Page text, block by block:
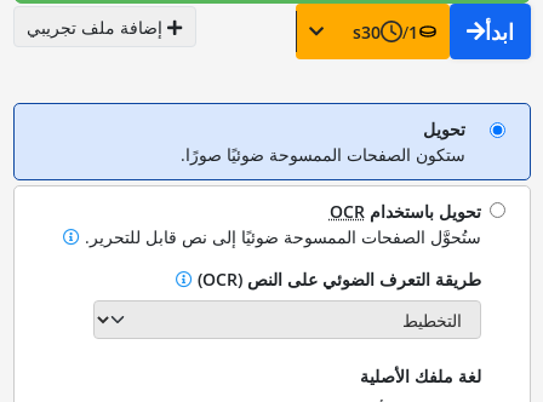
ابدأ 1
/
30
s إضافة ملف تجريبي
تحويل
ستكون الصفحات الممسوحة ضوئيًا صورًا.
تحويل باستخدام OCR
ستُحوَّل الصفحات الممسوحة ضوئيًا إلى نص قابل للتحرير.
طريقة التعرف الضوئي على النص (OCR)
لغة ملفك الأصلية